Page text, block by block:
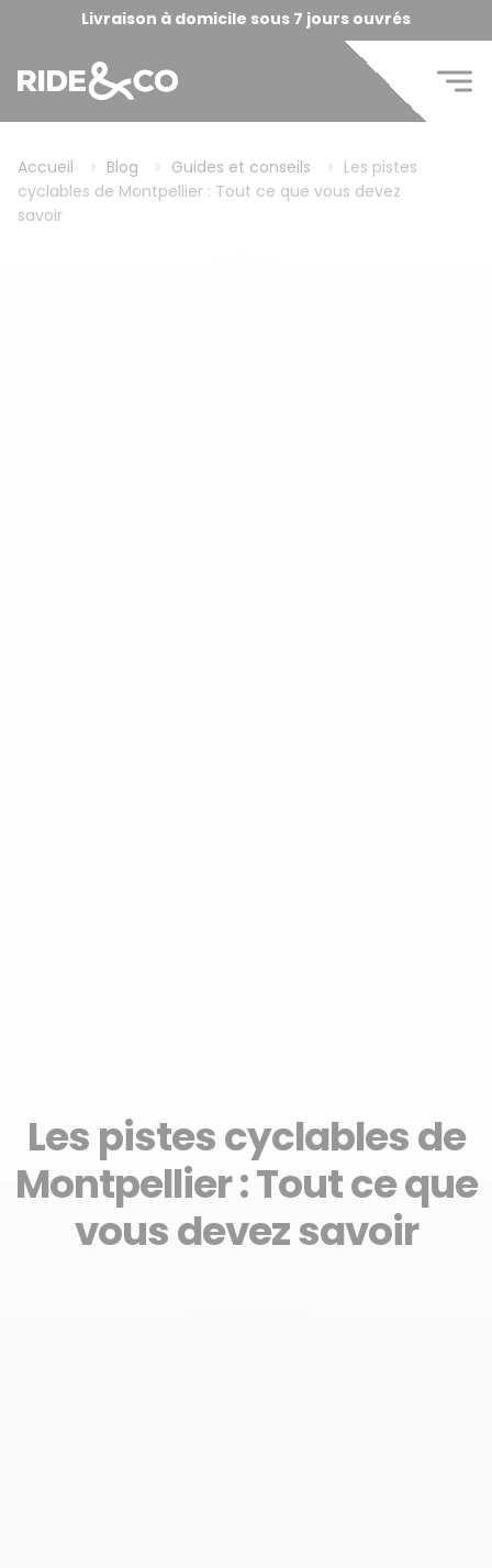
Livraison à domicile sous 7 jours ouvrés
Accueil Blog Guides et conseils
Les pistes
cyclables de Montpellier : Tout ce que vous devez
savoir
Les pistes cyclables de
Montpellier : Tout ce que
vous devez savoir